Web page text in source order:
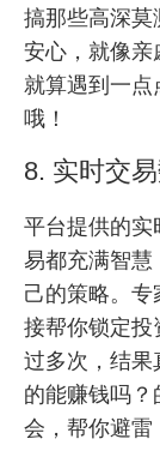
搞那些高深
安心，就像亲
就算遇到一
哦！
8. 实时交
平台提供的
易都充满智慧
己的策略。
接帮你锁定
过多次，结
的能赚钱吗？
会，帮你避雷